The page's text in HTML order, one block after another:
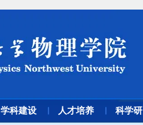
学科建设 人才培养 科学